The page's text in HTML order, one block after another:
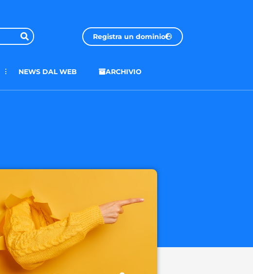
Registra un dominio
NEWS DAL WEB ARCHIVIO